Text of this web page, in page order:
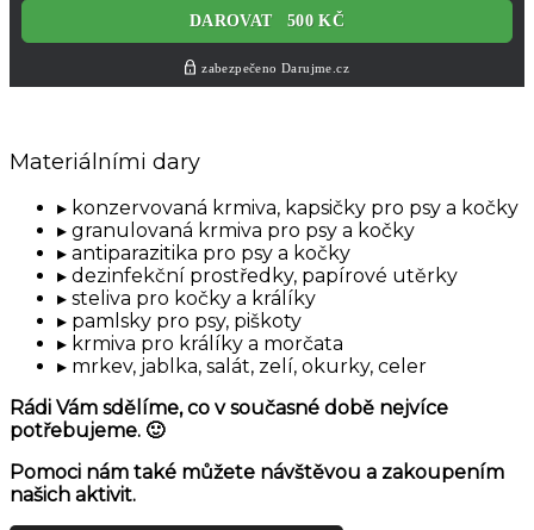
Materiálními dary
konzervovaná krmiva, kapsičky pro psy a kočky
granulovaná krmiva pro psy a kočky
antiparazitika pro psy a kočky
dezinfekční prostředky, papírové utěrky
steliva pro kočky a králíky
pamlsky pro psy, piškoty
krmiva pro králíky a morčata
mrkev, jablka, salát, zelí, okurky, celer
Rádi Vám sdělíme, co v současné době nejvíce
potřebujeme. 🙂
Pomoci nám také můžete návštěvou a zakoupením
našich aktivit.